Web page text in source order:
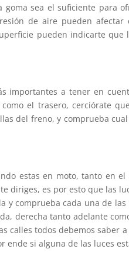
sea el suficiente para
de aire pueden
pueden indicarte
importantes a tener en
el trasero, cerciórate
del freno, y comprueba
estas en moto, tanto en
diriges, es por esto que las
y comprueba cada una de
derecha tanto adelante
calles todos debemos
ende si alguna de las luces